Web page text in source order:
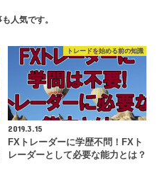
人気です。
トレードを始める前の知識
2019.3.15
FXトレーダーに学歴不問！FXト
レーダーとして必要な能力とは？